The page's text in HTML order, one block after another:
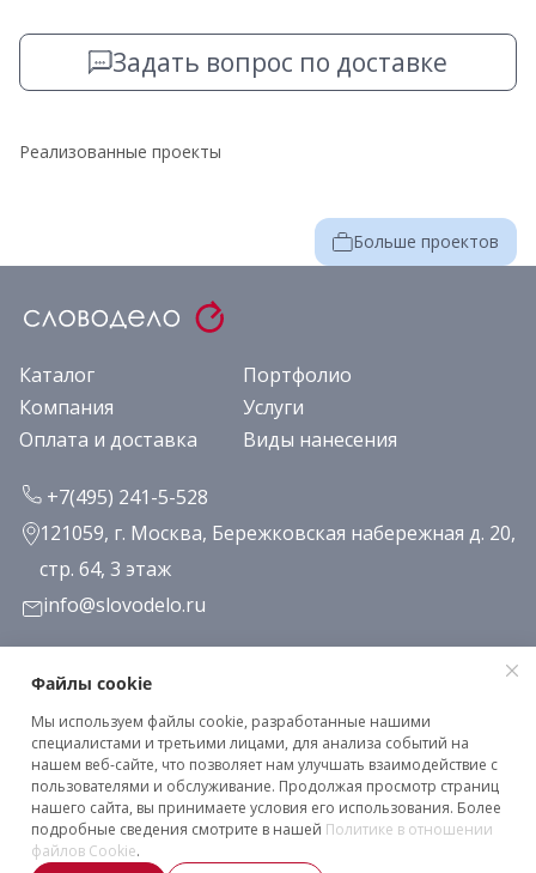
Задать вопрос по доставке
Реализованные проекты
Больше проектов
Каталог
Портфолио
Компания
Услуги
Оплата и доставка
Виды нанесения
+7(495) 241-5-528
121059, г. Москва, Бережковская набережная д. 20,
стр. 64, 3 этаж
info@slovodelo.ru
Заказать звонок
Подписаться на рассылку
Клиентское соглашение
Политика конфиденциальности
Файлы cookie
Мы используем файлы cookie, разработанные нашими
специалистами и третьими лицами, для анализа событий на
нашем веб-сайте, что позволяет нам улучшать взаимодействие с
пользователями и обслуживание. Продолжая просмотр страниц
нашего сайта, вы принимаете условия его использования. Более
подробные сведения смотрите в нашей Политике в отношении
файлов Cookie.